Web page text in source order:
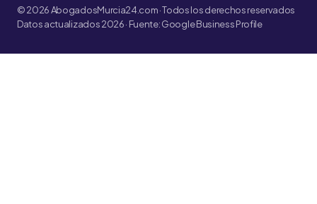
© 2026 AbogadosMurcia24.com · Todos los derechos reservados
Datos actualizados 2026 · Fuente: Google Business Profile